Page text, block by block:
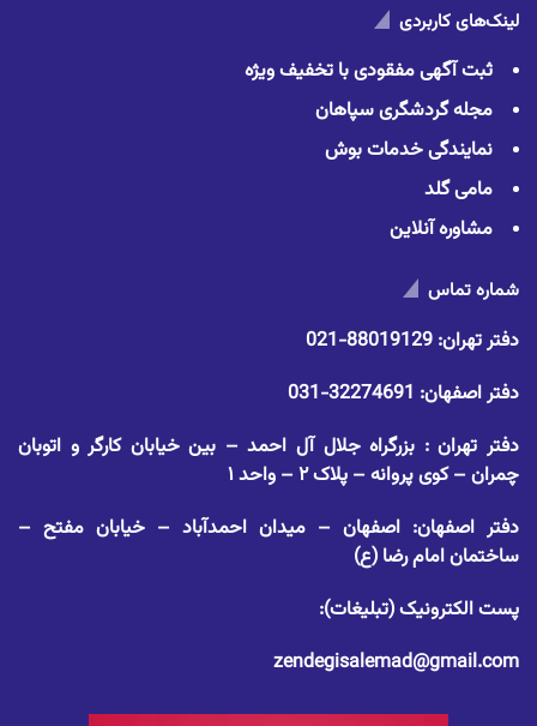
لینک‌های کاربردی
ثبت آگهی مفقودی با تخفیف ویژه
مجله گردشگری سپاهان
نمایندگی خدمات بوش
مامی گلد
مشاوره آنلاین
شماره تماس
دفتر تهران: 88019129-021
دفتر اصفهان: 32274691-031
دفتر تهران : بزرگراه جلال آل احمد – بین خیابان کارگر و اتوبان
چمران – کوی پروانه – پلاک ۲ – واحد ۱
دفتر اصفهان: اصفهان – میدان احمدآباد – خیابان مفتح –
ساختمان امام رضا (ع)
پست الکترونیک (تبلیغات):
zendegisalemad@gmail.com